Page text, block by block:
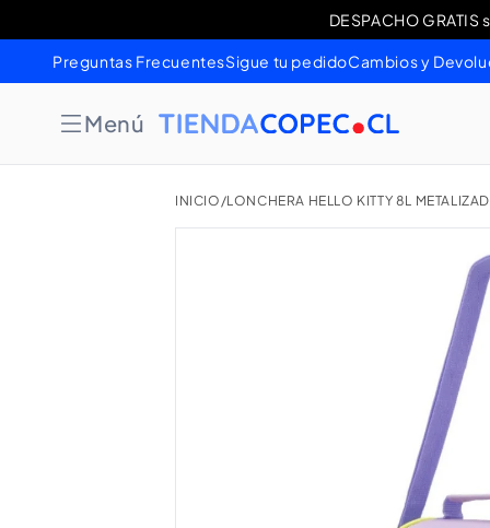
al contenido
DESPACHO
Preguntas FrecuentesSigue tu pedidoCambios y
Menú
INICIO/LONCHERA HELLO KITTY 8L